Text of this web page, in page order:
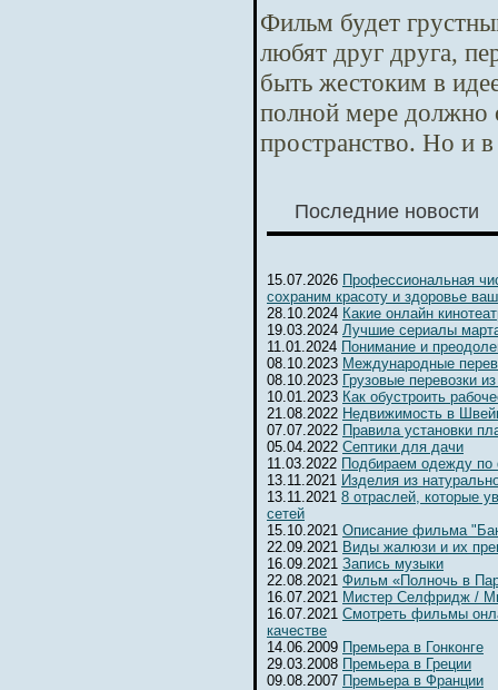
Фильм будет
любят друг друга,
быть жестоким в
полной мере должно
пространство. Но и
Последние новости
15.07.2026 Профессиональная
сохраним красоту и здоровье
28.10.2024 Какие онлайн
19.03.2024 Лучшие сериалы
11.01.2024 Понимание и
08.10.2023 Международные
08.10.2023 Грузовые перевозки
10.01.2023 Как обустроить
21.08.2022 Недвижимость в
07.07.2022 Правила установки
05.04.2022 Септики для дачи
11.03.2022 Подбираем одежду по
13.11.2021 Изделия из
13.11.2021 8 отраслей, которые
сетей
15.10.2021 Описание фильма
22.09.2021 Виды жалюзи и их
16.09.2021 Запись музыки
22.08.2021 Фильм «Полночь в
16.07.2021 Мистер Селфридж /
16.07.2021 Смотреть фильмы
качестве
14.06.2009 Премьера в Гонконге
29.03.2008 Премьера в Греции
09.08.2007 Премьера в Франции